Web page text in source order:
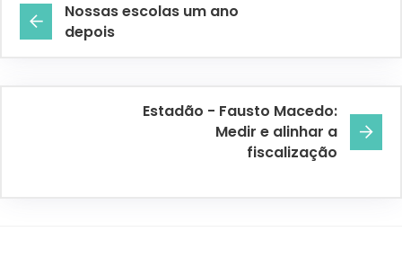
Nossas escolas um ano
depois
Estadão - Fausto Macedo:
Medir e alinhar a
fiscalização